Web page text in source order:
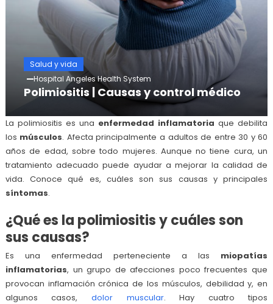
Salud y vida
Hospital Angeles Health System
Polimiositis | Causas y control médico
La polimiositis es una enfermedad inflamatoria que debilita
los músculos. Afecta principalmente a adultos de entre 30 y 60
años de edad, sobre todo mujeres. Aunque no tiene cura, un
tratamiento adecuado puede ayudar a mejorar la calidad de
vida. Conoce qué es, cuáles son sus causas y principales
síntomas.
¿Qué es la polimiositis y cuáles son
sus causas?
Es una enfermedad perteneciente a las miopatías
inflamatorias, un grupo de afecciones poco frecuentes que
provocan inflamación crónica de los músculos, debilidad y, en
algunos casos, dolor muscular. Hay cuatro tipos